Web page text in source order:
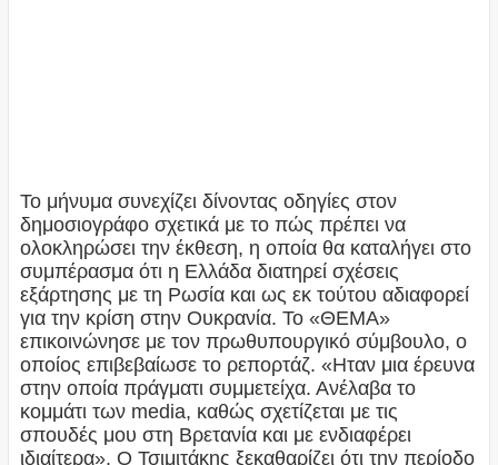
Το μήνυμα συνεχίζει δίνοντας οδηγίες στον
δημοσιογράφο σχετικά με το πώς πρέπει να
ολοκληρώσει την έκθεση, η οποία θα καταλήγει στο
συμπέρασμα ότι η Ελλάδα διατηρεί σχέσεις
εξάρτησης με τη Ρωσία και ως εκ τούτου αδιαφορεί
για την κρίση στην Ουκρανία. Το «ΘΕΜΑ»
επικοινώνησε με τον πρωθυπουργικό σύμβουλο, ο
οποίος επιβεβαίωσε το ρεπορτάζ. «Ηταν μια έρευνα
στην οποία πράγματι συμμετείχα. Ανέλαβα το
κομμάτι των media, καθώς σχετίζεται με τις
σπουδές μου στη Βρετανία και με ενδιαφέρει
ιδιαίτερα». Ο Τσιμιτάκης ξεκαθαρίζει ότι την περίοδο